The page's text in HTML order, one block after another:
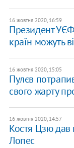
16 жовтня 2020, 16:59
Президент
країн можуть
16 жовтня 2020, 15:05
Пулєв
свого жарту
16 жовтня 2020, 14:57
Костя Цзю дав
Лопес